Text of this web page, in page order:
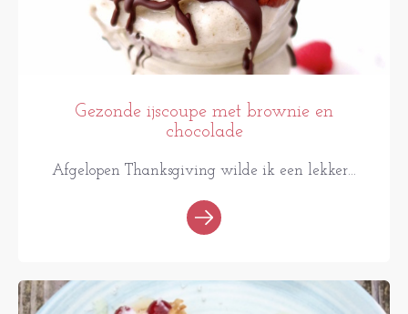
Gezonde ijscoupe met brownie en
chocolade
Afgelopen Thanksgiving wilde ik een lekker...